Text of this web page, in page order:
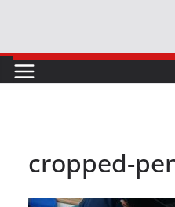
content
cropped-